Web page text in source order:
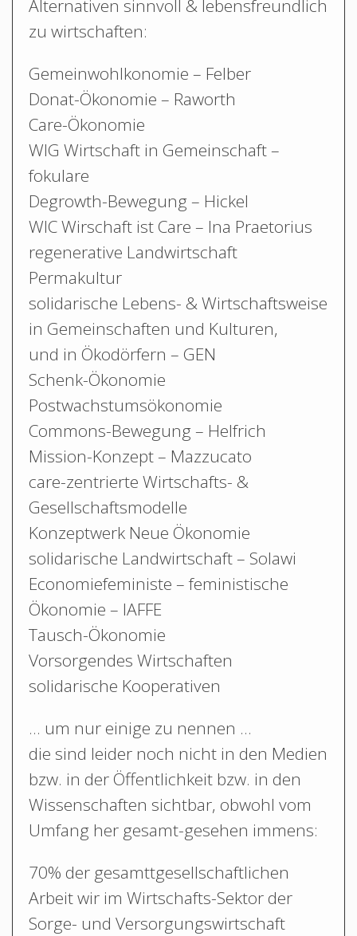
Alternativen sinnvoll & lebensfreundlich
zu wirtschaften:
Gemeinwohlkonomie – Felber
Donat-Ökonomie – Raworth
Care-Ökonomie
WIG Wirtschaft in Gemeinschaft –
fokulare
Degrowth-Bewegung – Hickel
WIC Wirschaft ist Care – Ina Praetorius
regenerative Landwirtschaft
Permakultur
solidarische Lebens- & Wirtschaftsweise
in Gemeinschaften und Kulturen,
und in Ökodörfern – GEN
Schenk-Ökonomie
Postwachstumsökonomie
Commons-Bewegung – Helfrich
Mission-Konzept – Mazzucato
care-zentrierte Wirtschafts- &
Gesellschaftsmodelle
Konzeptwerk Neue Ökonomie
solidarische Landwirtschaft – Solawi
Economiefeministe – feministische
Ökonomie – IAFFE
Tausch-Ökonomie
Vorsorgendes Wirtschaften
solidarische Kooperativen
… um nur einige zu nennen …
die sind leider noch nicht in den Medien
bzw. in der Öffentlichkeit bzw. in den
Wissenschaften sichtbar, obwohl vom
Umfang her gesamt-gesehen immens:
70% der gesamttgesellschaftlichen
Arbeit wir im Wirtschafts-Sektor der
Sorge- und Versorgungswirtschaft